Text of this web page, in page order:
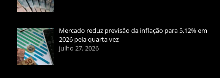
Mercado reduz previsão da inflação para 5,12% em
2026 pela quarta vez
julho 27, 2026